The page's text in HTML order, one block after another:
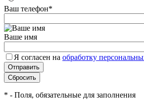
Ваш телефон*
Ваше имя
Я согласен на обработку
* - Поля, обязательные для заполнения